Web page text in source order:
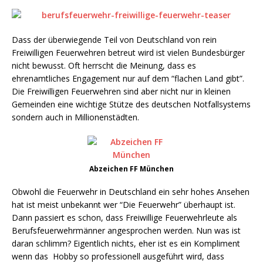
Dass der überwiegende Teil von Deutschland von rein
Freiwilligen Feuerwehren betreut wird ist vielen Bundesbürger
nicht bewusst. Oft herrscht die Meinung, dass es
ehrenamtliches Engagement nur auf dem “flachen Land gibt”.
Die Freiwilligen Feuerwehren sind aber nicht nur in kleinen
Gemeinden eine wichtige Stütze des deutschen Notfallsystems
sondern auch in Millionenstädten.
Abzeichen FF München
Obwohl die Feuerwehr in Deutschland ein sehr hohes Ansehen
hat ist meist unbekannt wer “Die Feuerwehr” überhaupt ist.
Dann passiert es schon, dass Freiwillige Feuerwehrleute als
Berufsfeuerwehrmänner angesprochen werden. Nun was ist
daran schlimm? Eigentlich nichts, eher ist es ein Kompliment
wenn das Hobby so professionell ausgeführt wird, dass